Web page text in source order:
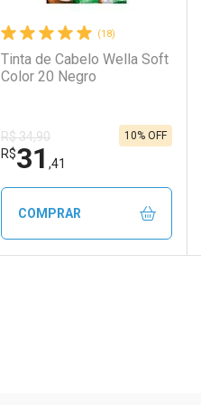
(18)
Tinta de Cabelo Wella Soft
Color 20 Negro
R$ 34,90
R$31 ,41
10% OFF
COMPRAR